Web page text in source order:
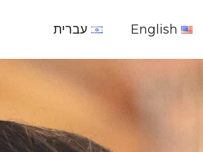
English עברית